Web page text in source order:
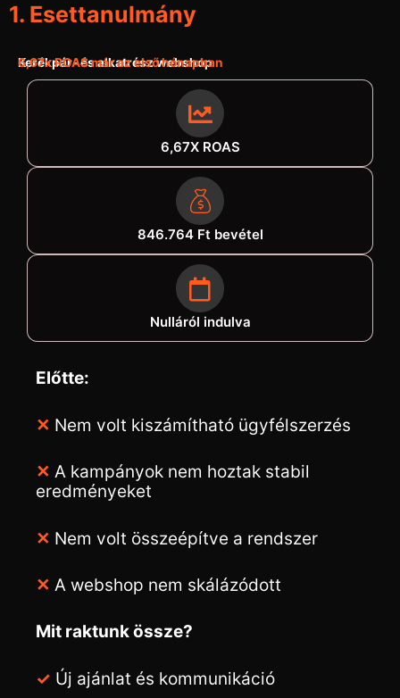
1. Esettanulmány
Kerékpár- és alkatrész webshop
6,67x ROAS már az első hónapban
6,67X ROAS
846.764 Ft bevétel
Nulláról indulva
Előtte:
✕ Nem volt kiszámítható ügyfélszerzés
✕ A kampányok nem hoztak stabil
eredményeket
✕ Nem volt összeépítve a rendszer
✕ A webshop nem skálázódott
Mit raktunk össze?
✓ Új ajánlat és kommunikáció